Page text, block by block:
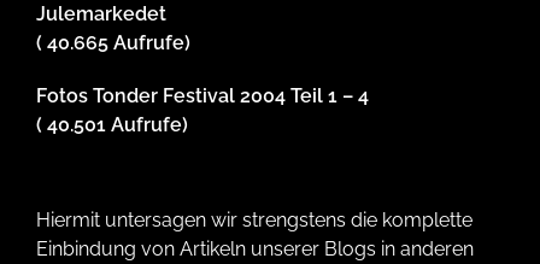
Julemarkedet
( 40.665 Aufrufe)
Fotos Tonder Festival 2004 Teil 1 – 4
( 40.501 Aufrufe)
Hiermit untersagen wir strengstens die komplette
Einbindung von Artikeln unserer Blogs in anderen